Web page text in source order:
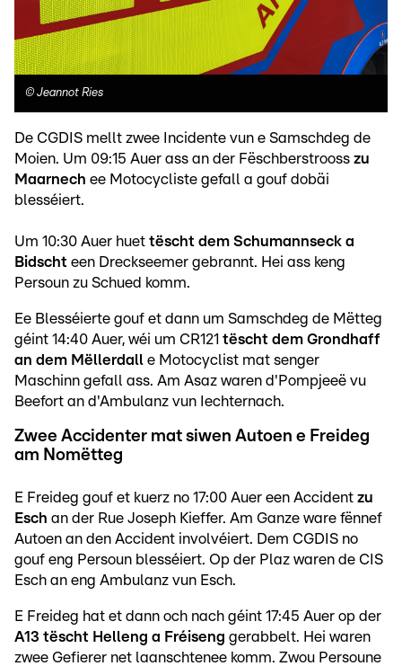
© Jeannot Ries
De CGDIS mellt zwee Incidente vun e Samschdeg de
Moien. Um 09:15 Auer ass an der Fëschberstrooss zu
Maarnech ee Motocycliste gefall a gouf dobäi
blesséiert.
Um 10:30 Auer huet tëscht dem Schumannseck a
Bidscht een Dreckseemer gebrannt. Hei ass keng
Persoun zu Schued komm.
Ee Blesséierte gouf et dann um Samschdeg de Mëtteg
géint 14:40 Auer, wéi um CR121 tëscht dem Grondhaff
an dem Mëllerdall e Motocyclist mat senger
Maschinn gefall ass. Am Asaz waren d'Pompjeeë vu
Beefort an d'Ambulanz vun Iechternach.
Zwee Accidenter mat siwen Autoen e Freideg
am Nomëtteg
E Freideg gouf et kuerz no 17:00 Auer een Accident zu
Esch an der Rue Joseph Kieffer. Am Ganze ware fënnef
Autoen an den Accident involvéiert. Dem CGDIS no
gouf eng Persoun blesséiert. Op der Plaz waren de CIS
Esch an eng Ambulanz vun Esch.
E Freideg hat et dann och nach géint 17:45 Auer op der
A13 tëscht Helleng a Fréiseng gerabbelt. Hei waren
zwee Gefierer net laanschtenee komm. Zwou Persoune